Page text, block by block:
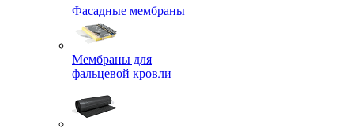
Фасадные мембраны
Мембраны для
фальцевой кровли